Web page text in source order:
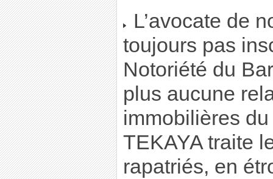
L’avocate de
toujours pas
Notoriété du
plus aucune
immobilières
TEKAYA traite
rapatriés, en